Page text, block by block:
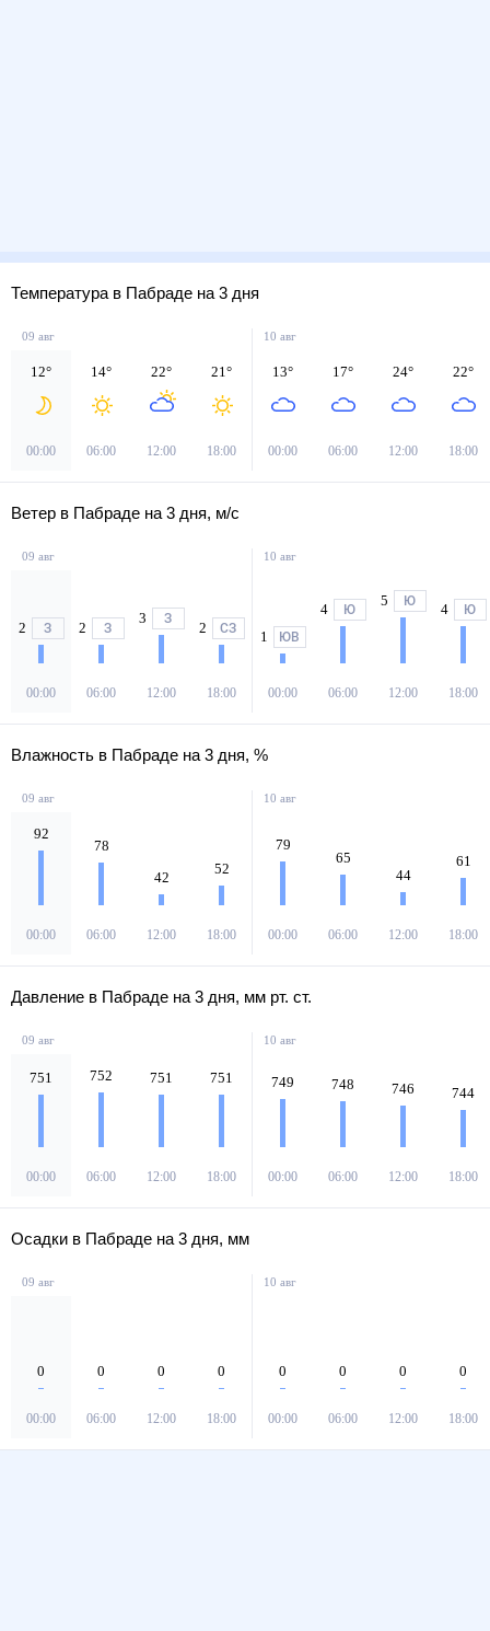
Температура в Пабраде на 3 дня
09 авг
12°
00:00
14°
06:00
22°
12:00
21°
18:00
10 авг
13°
00:00
17°
06:00
24°
12:00
22°
18:00
Ветер в Пабраде на 3 дня, м/с
09 авг
2 З
00:00
2 З
06:00
3 З
12:00
2 СЗ
18:00
10 авг
1 ЮВ
00:00
4 Ю
06:00
5 Ю
12:00
4 Ю
18:00
Влажность в Пабраде на 3 дня, %
09 авг
92
00:00
78
06:00
42
12:00
52
18:00
10 авг
79
00:00
65
06:00
44
12:00
61
18:00
Давление в Пабраде на 3 дня, мм рт. ст.
09 авг
751
00:00
752
06:00
751
12:00
751
18:00
10 авг
749
00:00
748
06:00
746
12:00
744
18:00
Осадки в Пабраде на 3 дня, мм
09 авг
0
00:00
0
06:00
0
12:00
0
18:00
10 авг
0
00:00
0
06:00
0
12:00
0
18:00